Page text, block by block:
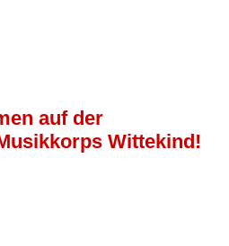
auf der
Wittekind!